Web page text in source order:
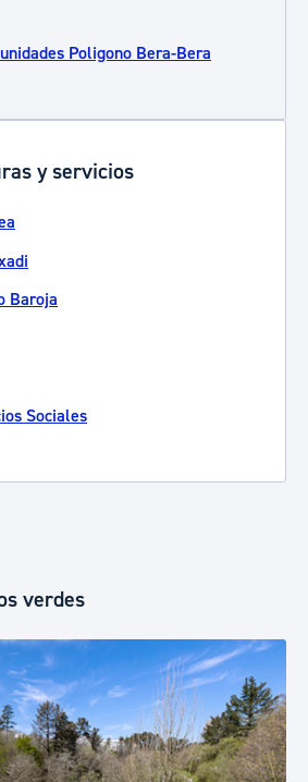
Poligono Bera-Bera
y servicios
Baroja
Sociales
verdes